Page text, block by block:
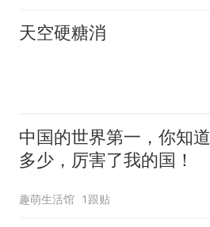
天空硬糖消
中国的世界第一，你知道
多少，厉害了我的国！
趣萌生活馆 1跟贴